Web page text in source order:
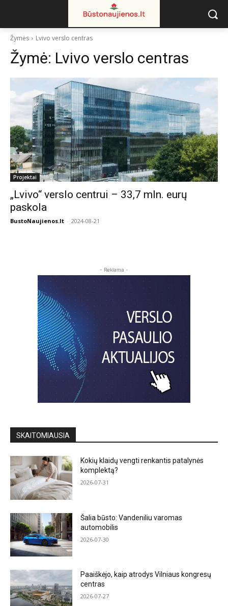
Žymės Lvivo verslo centras
Žymė: Lvivo verslo centras
Projektai
„Lvivo“ verslo centrui – 33,7 mln. eurų
paskola
BustoNaujienos.lt - 2024-08-21
- Reklama -
SKAITOMIAUSIA
Kokių klaidų vengti renkantis patalynės
komplektą?
2026-07-31
Šalia būsto: Vandeniliu varomas
automobilis
2026-07-30
Paaiškėjo, kaip atrodys Vilniaus kongresų
centras
2026-07-27